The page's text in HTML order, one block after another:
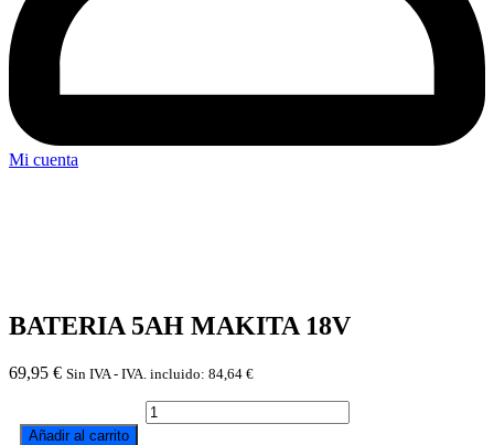
Mi cuenta
BATERIA 5AH MAKITA 18V
69,95 € Sin IVA - IVA. incluido: 84,64 €
BATERIA
5AH
Añadir al carrito